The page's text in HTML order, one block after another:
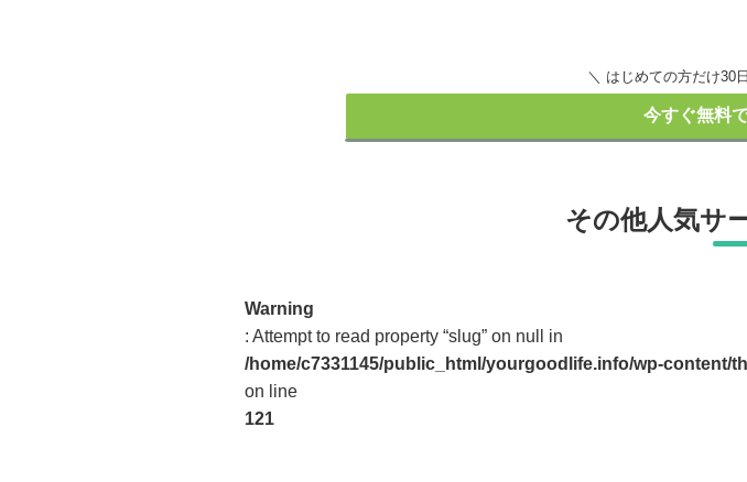
＼ はじめての方だけ30
今すぐ無料
その他人気サ
Warning
: Attempt to read property “slug” on null in
/home/c7331145/public_html/yourgoodlife.info/wp-content/
on line
121